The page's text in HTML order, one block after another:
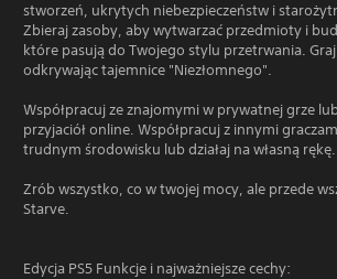
stworzeń, ukrytych niebezpieczeństw i
Zbieraj zasoby, aby wytwarzać przedmioty i
które pasują do Twojego stylu przetrwania.
odkrywając tajemnice "Niezłomnego".
Współpracuj ze znajomymi w prywatnej grze
przyjaciół online. Współpracuj z innymi
trudnym środowisku lub działaj na własną rękę.
Zrób wszystko, co w twojej mocy, ale przede
Starve.
Edycja PS5 Funkcje i najważniejsze cechy: